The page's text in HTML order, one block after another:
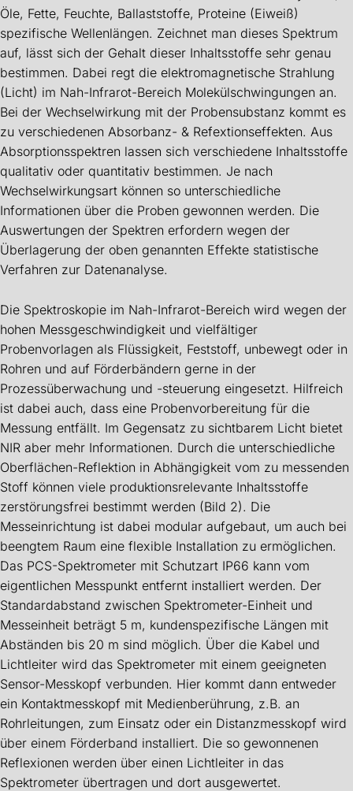
Öle, Fette, Feuchte, Ballaststoffe, Proteine (Eiweiß)
spezifische Wellenlängen. Zeichnet man dieses Spektrum
auf, lässt sich der Gehalt dieser Inhaltsstoffe sehr genau
bestimmen. Dabei regt die elektromagnetische Strahlung
(Licht) im Nah-Infrarot-Bereich Molekülschwingungen an.
Bei der Wechselwirkung mit der Probensubstanz kommt es
zu verschiedenen Absorbanz- & Refextionseffekten. Aus
Absorptionsspektren lassen sich verschiedene Inhaltsstoffe
qualitativ oder quantitativ bestimmen. Je nach
Wechselwirkungsart können so unterschiedliche
Informationen über die Proben gewonnen werden. Die
Auswertungen der Spektren erfordern wegen der
Überlagerung der oben genannten Effekte statistische
Verfahren zur Datenanalyse.
Die Spektroskopie im Nah-Infrarot-Bereich wird wegen der
hohen Messgeschwindigkeit und vielfältiger
Probenvorlagen als Flüssigkeit, Feststoff, unbewegt oder in
Rohren und auf Förderbändern gerne in der
Prozessüberwachung und -steuerung eingesetzt. Hilfreich
ist dabei auch, dass eine Probenvorbereitung für die
Messung entfällt. Im Gegensatz zu sichtbarem Licht bietet
NIR aber mehr Informationen. Durch die unterschiedliche
Oberflächen-Reflektion in Abhängigkeit vom zu messenden
Stoff können viele produktionsrelevante Inhaltsstoffe
zerstörungsfrei bestimmt werden (Bild 2). Die
Messeinrichtung ist dabei modular aufgebaut, um auch bei
beengtem Raum eine flexible Installation zu ermöglichen.
Das PCS-Spektrometer mit Schutzart IP66 kann vom
eigentlichen Messpunkt entfernt installiert werden. Der
Standardabstand zwischen Spektrometer-Einheit und
Messeinheit beträgt 5 m, kundenspezifische Längen mit
Abständen bis 20 m sind möglich. Über die Kabel und
Lichtleiter wird das Spektrometer mit einem geeigneten
Sensor-Messkopf verbunden. Hier kommt dann entweder
ein Kontaktmesskopf mit Medienberührung, z.B. an
Rohrleitungen, zum Einsatz oder ein Distanzmesskopf wird
über einem Förderband installiert. Die so gewonnenen
Reflexionen werden über einen Lichtleiter in das
Spektrometer übertragen und dort ausgewertet.